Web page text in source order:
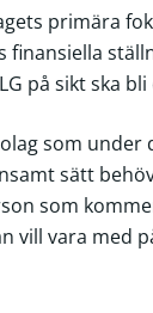
primära
finansiella
på sikt ska
som under
sätt
som
vill vara med